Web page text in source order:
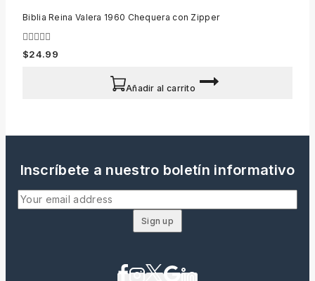
Biblia Reina Valera 1960 Chequera con Zipper
0
out
$24.99
Añadir al carrito
Inscríbete a nuestro boletín informativo